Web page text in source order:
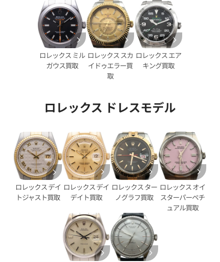
イトジャスト 41 126333G
ル文字盤
時点の参考買取価格です
ロレックス デイトジャスト
ブラック文字盤
参考買取価格
2,890,000円
※2025年11月時点の参考買取
ロレックス ミル
ガウス買取
ロレックス スカ
イドゥエラー買
取
ロレックス エア
キング買取
ロレックス ドレスモデル
ロレックス デイ
トジャスト買取
ロレックス デイ
デイト買取
ロレックス ター
ノグラフ買取
ロレックス オイ
スターパーペチ
ュアル買取